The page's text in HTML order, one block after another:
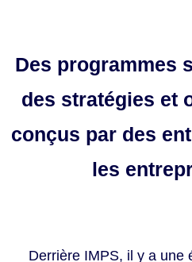
Des programmes
des stratégies et
conçus par des
les
Derrière IMPS, il y a une